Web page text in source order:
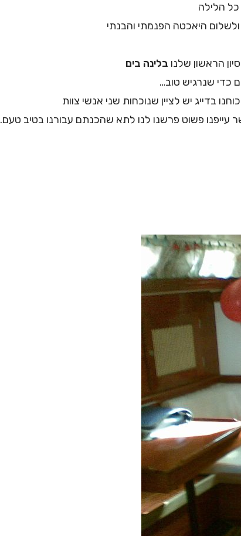
הלילה
היאכטה הפנמתי והבנתי
הראשון שלנו בלינה בים
כדי שנרגיש טוב…
בדייג יש לציין שנוכחות שני אנשי צוות
פשוט פרשנו לנו לתא שהכנתם עבורנו בטיב טעם.